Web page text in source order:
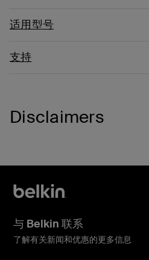
适用型号
支持
Disclaimers
与 Belkin 联系
了解有关新闻和优惠的更多信息